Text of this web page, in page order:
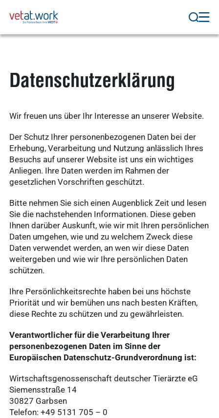
Datenschutzerklärung
Wir freuen uns über Ihr Interesse an unserer Website.
Der Schutz Ihrer personenbezogenen Daten bei der
Erhebung, Verarbeitung und Nutzung anlässlich Ihres
Besuchs auf unserer Website ist uns ein wichtiges
Anliegen. Ihre Daten werden im Rahmen der
gesetzlichen Vorschriften geschützt.
Bitte nehmen Sie sich einen Augenblick Zeit und lesen
Sie die nachstehenden Informationen. Diese geben
Ihnen darüber Auskunft, wie wir mit Ihren persönlichen
Daten umgehen, wie und zu welchem Zweck diese
Daten verwendet werden, an wen wir diese Daten
weitergeben und wie wir Ihre persönlichen Daten
schützen.
Ihre Persönlichkeitsrechte haben bei uns höchste
Priorität und wir bemühen uns nach besten Kräften,
diese Rechte zu schützen und zu gewährleisten.
Verantwortlicher für die Verarbeitung Ihrer
personenbezogenen Daten im Sinne der
Europäischen Datenschutz-Grundverordnung ist:
Wirtschaftsgenossenschaft deutscher Tierärzte eG
Siemensstraße 14
30827 Garbsen
Telefon: +49 5131 705 – 0